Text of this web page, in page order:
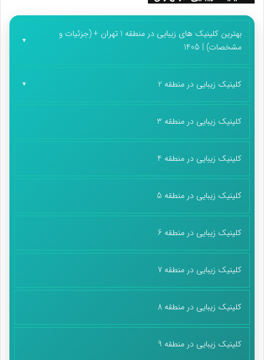
بهترین کلینیک های زیبایی در منطقه 1 تهران + (جزئیات و
مشخصات) | 1405
کلینیک زیبایی در منطقه 2
کلینیک زیبایی در منطقه 3
کلینیک زیبایی در منطقه 4
کلینیک زیبایی در منطقه 5
کلینیک زیبایی در منطقه 6
کلینیک زیبایی در منطقه 7
کلینیک زیبایی در منطقه 8
کلینیک زیبایی در منطقه 9